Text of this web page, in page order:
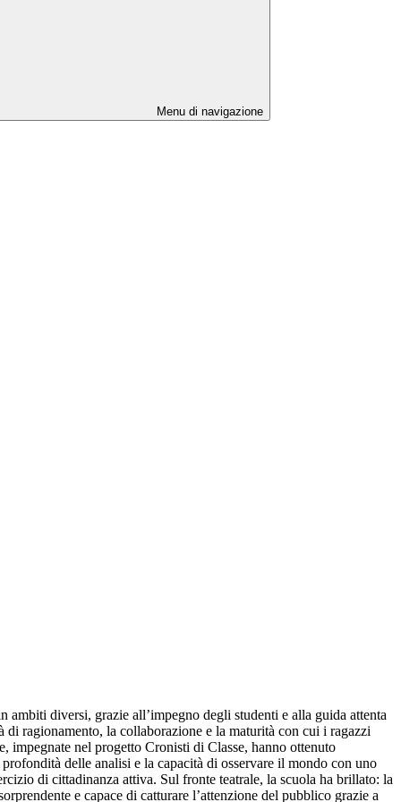
Menu di navigazione
diversi, grazie all’impegno degli studenti e alla guida attenta
ragionamento, la collaborazione e la maturità con cui i ragazzi
impegnate nel progetto Cronisti di Classe, hanno ottenuto
delle analisi e la capacità di osservare il mondo con uno
di cittadinanza attiva. Sul fronte teatrale, la scuola ha brillato: la
e capace di catturare l’attenzione del pubblico grazie a